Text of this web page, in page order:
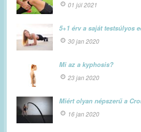
01 júl 2021
5+1 érv a saját testsúlyos
30 jan 2020
Mi az a kyphosis?
23 jan 2020
Miért olyan népszerű a
16 jan 2020